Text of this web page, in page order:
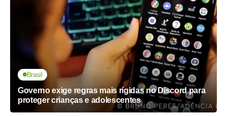
Brasil
Governo exige regras mais rígidas no Discord para
proteger crianças e adolescentes